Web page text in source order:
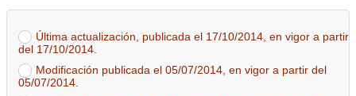
Última actualización, publicada el 17/10/2014, en vigor a partir
del 17/10/2014.
Modificación publicada el 05/07/2014, en vigor a partir del
05/07/2014.